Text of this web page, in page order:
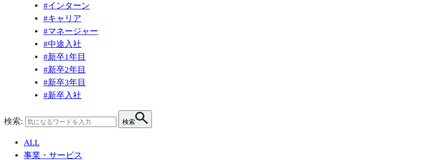
#インターン
#キャリア
#マネージャー
#中途入社
#新卒1年目
#新卒2年目
#新卒3年目
#新卒入社
検索: 検索
ALL
事業・サービス